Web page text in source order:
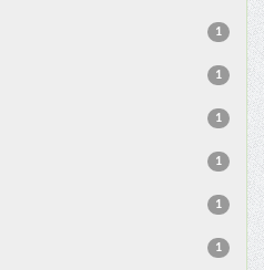
1
1
1
1
1
1